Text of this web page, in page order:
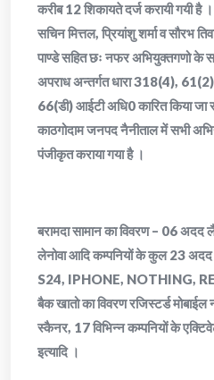
करीब 12 शिकायते दर्ज करायी गयी है
सचिन मित्तल, प्रियांशु शर्मा व सौरभ
पाण्डे सहित छः नफर अभियुक्तगणो के
अपराध अन्तर्गत धारा 318(4),
66(डी) आईटी अधि0 कारित किया जा
काठगोदाम जनपद नैनीताल में सभी
पंजीकृत कराया गया है ।
बरामदा सामान का विवरण – 06
लेनोवा आदि कम्पनियों के कुल 23
S24, IPHONE, NOTHING,
बैक खातो का विवरण रजिस्टर्ड
स्कैनर, 17 विभिन्न कम्पनियों के
इत्यादि ।